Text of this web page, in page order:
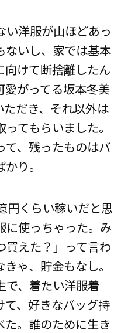
洋服が山ほどあっ
ないし、家では基本
向けて断捨離したん
愛がってる坂本冬美
だき、それ以外は
てもらいました。
て、残ったものはバ
り。
円くらい稼いだと思
に使っちゃった。み
買えた？」って言わ
ゃ、貯金もなし。
で、着たい洋服着
て、好きなバッグ持
た。誰のために生き